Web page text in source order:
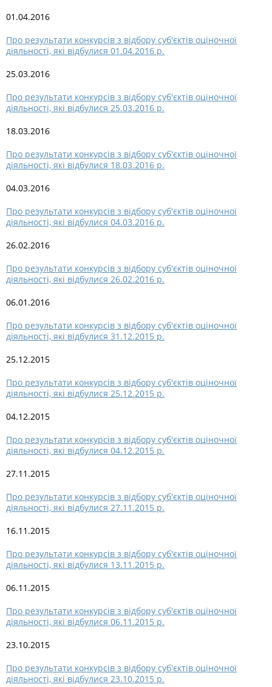
01.04.2016
Про результати конкурсів з відбору суб'єктів оціночної
діяльності, які відбулися 01.04.2016 р.
25.03.2016
Про результати конкурсів з відбору суб'єктів оціночної
діяльності, які відбулися 25.03.2016 р.
18.03.2016
Про результати конкурсів з відбору суб'єктів оціночної
діяльності, які відбулися 18.03.2016 р.
04.03.2016
Про результати конкурсів з відбору суб'єктів оціночної
діяльності, які відбулися 04.03.2016 р.
26.02.2016
Про результати конкурсів з відбору суб'єктів оціночної
діяльності, які відбулися 26.02.2016 р.
06.01.2016
Про результати конкурсів з відбору суб'єктів оціночної
діяльності, які відбулися 31.12.2015 р.
25.12.2015
Про результати конкурсів з відбору суб'єктів оціночної
діяльності, які відбулися 25.12.2015 р.
04.12.2015
Про результати конкурсів з відбору суб'єктів оціночної
діяльності, які відбулися 04.12.2015 р.
27.11.2015
Про результати конкурсів з відбору суб'єктів оціночної
діяльності, які відбулися 27.11.2015 р.
16.11.2015
Про результати конкурсів з відбору суб'єктів оціночної
діяльності, які відбулися 13.11.2015 р.
06.11.2015
Про результати конкурсів з відбору суб'єктів оціночної
діяльності, які відбулися 06.11.2015 р.
23.10.2015
Про результати конкурсів з відбору суб'єктів оціночної
діяльності, які відбулися 23.10.2015 р.